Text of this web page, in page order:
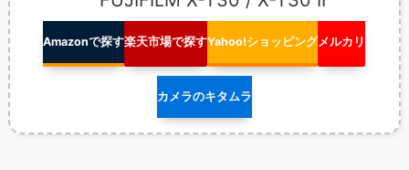
Amazonで探す楽天市場で探すYahoo!ショッピングメルカリ
カメラのキタムラ